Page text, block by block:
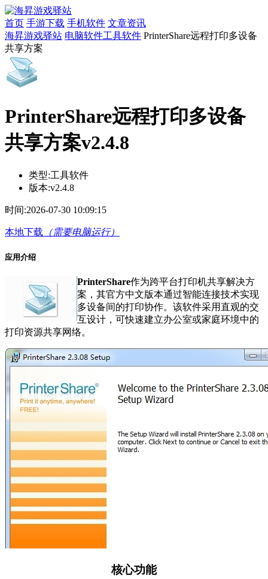
首页 手游下载 手机软件 文章资讯
海昇游戏驿站 电脑软件工具软件 PrinterShare远程打印多设备
共享方案
PrinterShare远程打印多设备
共享方案v2.4.8
类型:工具软件
版本:v2.4.8
时间:2026-07-30 10:09:15
本地下载 （需要电脑运行）
应用介绍
PrinterShare作为跨平台打印机共享解决方
案，其官方中文版本通过智能连接技术实现
多设备间的打印协作。该软件采用直观的交
互设计，可快速建立办公室或家庭环境中的
打印资源共享网络。
核心功能